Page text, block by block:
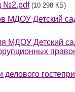
№2.pdf (10 298 КБ)
МДОУ Детский
МДОУ Детский